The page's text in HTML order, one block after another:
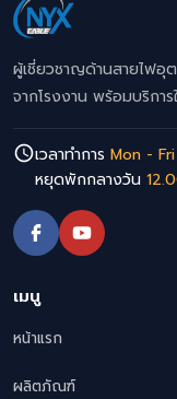
ผู้เชี่ยวชาญด้านสายไฟอุ
จากโรงงาน พร้อมบริกา
เวลาทำการ Mon -
หยุดพักกลางวัน
เมนู
หน้าแรก
ผลิตภัณฑ์